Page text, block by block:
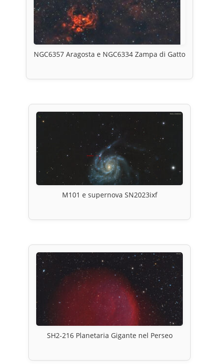
NGC6357 Aragosta e NGC6334 Zampa di Gatto
M101 e supernova SN2023ixf
SH2-216 Planetaria Gigante nel Perseo